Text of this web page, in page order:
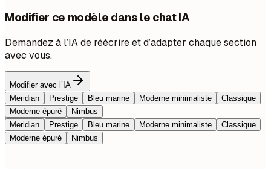
Modifier ce modèle dans le chat IA
Demandez à l’IA de réécrire et d’adapter chaque section
avec vous.
Modifier avec l’IA
Meridian
Prestige Bleu marine Moderne minimaliste
Classique
Moderne épuré
Nimbus
Meridian
Prestige Bleu marine Moderne minimaliste
Classique
Moderne épuré
Nimbus